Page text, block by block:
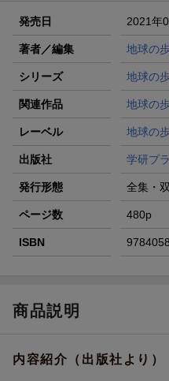
発売日 2021年
著者／編集 地球の
シリーズ 地球の
関連作品 地球の
レーベル 地球の
出版社 学研プ
発行形態 全集・
ページ数 480p
ISBN
商品説明
内容紹介（出版社より）